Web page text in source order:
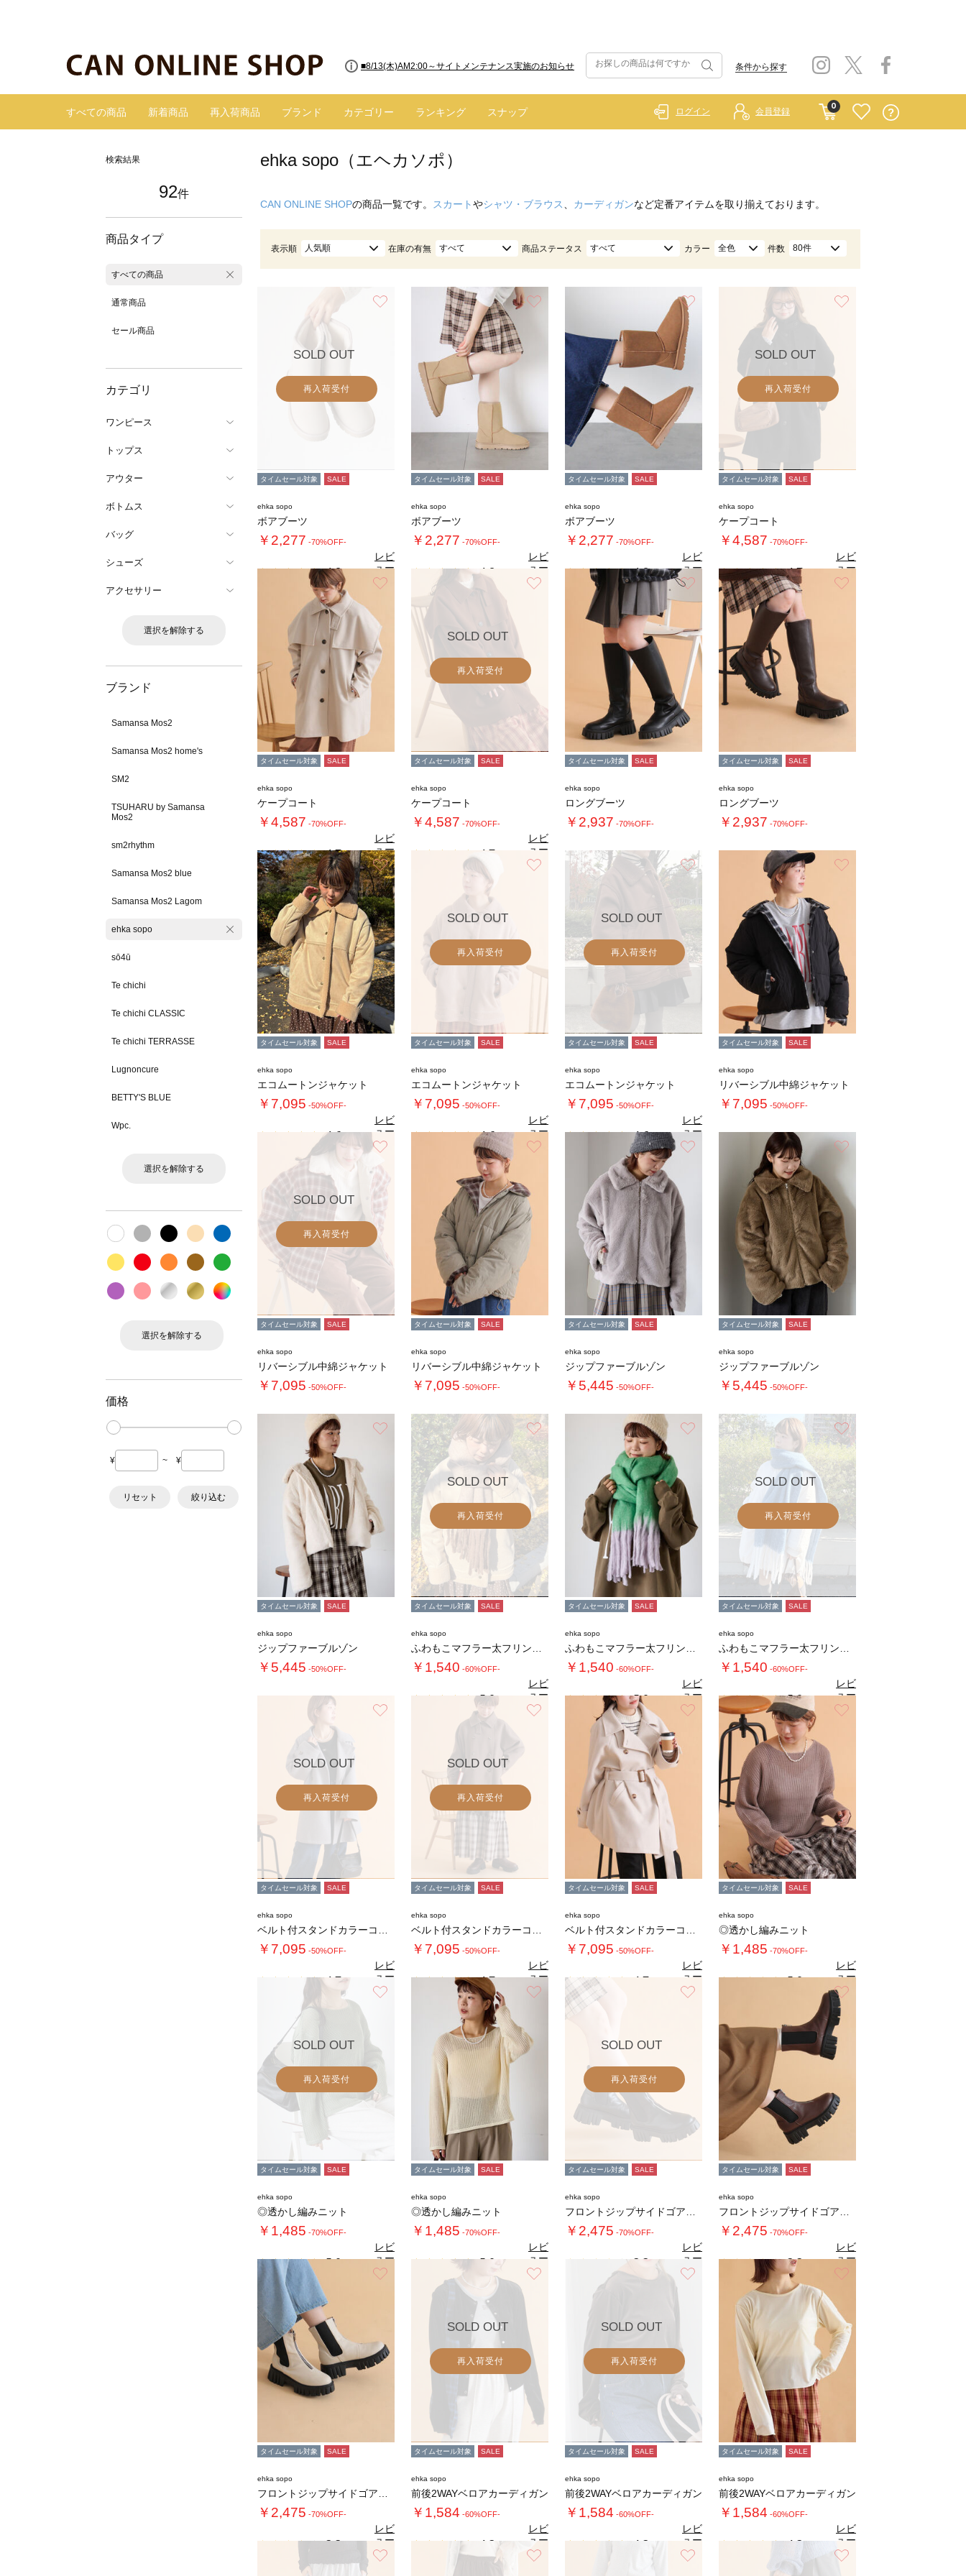
■8/13(木)AM2:00～サイトメンテナンス実施のお知らせ
■【お知らせ】ヤマト運輸の配送遅延・停止について 条件から探す
すべての商品 新着商品 再入荷商品 ブランド カテゴリー ランキング スナップ
0
ログイン 会員登録
検索結果
92件
商品タイプ
すべての商品
通常商品
セール商品
カテゴリ
ワンピース
トップス
アウター
ボトムス
バッグ
シューズ
アクセサリー
選択を解除する
ブランド
Samansa Mos2
Samansa Mos2 home's
SM2
TSUHARU by Samansa
Mos2
sm2rhythm
Samansa Mos2 blue
Samansa Mos2 Lagom
ehka sopo
sō4ū
Te chichi
Te chichi CLASSIC
Te chichi TERRASSE
Lugnoncure
BETTY'S BLUE
Wpc.
選択を解除する
選択を解除する
価格
¥ ~ ¥
リセット 絞り込む
ehka sopo（エヘカソポ）
CAN ONLINE SHOPの商品一覧です。 スカートやシャツ・ブラウス カーディガンなど定番アイテムを取り揃えております。
表示順 人気順 在庫の有無 すべて 商品ステータス すべて カラー 全色 件数 80件
SOLD OUT
再入荷受付
タイムセール対象 SALE
ehka sopo
ボアブーツ
￥2,277 -70%OFF-
4.8（6）
レビ
ュー
を見
る
タイムセール対象 SALE
ehka sopo
ボアブーツ
￥2,277 -70%OFF-
4.8
レビ
ュー
を見
る
タイムセール対象 SALE
ehka sopo
ボアブーツ
￥2,277 -70%OFF-
4.8（6）
レビ
ュー
を見
る
SOLD OUT
再入荷受付
タイムセール対象 SALE
ehka sopo
ケープコート
￥4,587 -70%OFF-
4.7（3）
レビ
ュー
を見
る
タイムセール対象 SALE
ehka sopo
ケープコート
￥4,587 -70%OFF-
4.7（3）
レビ
ュー
を見
る
SOLD OUT
再入荷受付
タイムセール対象 SALE
ehka sopo
ケープコート
￥4,587 -70%OFF-
4.7
レビ
ュー
を見
る
お気に入り
タイムセール対象 SALE
ehka sopo
ロングブーツ
￥2,937 -70%OFF-
タイムセール対象 SALE
ehka sopo
ロングブーツ
￥2,937 -70%OFF-
お気に入り
タイムセール対象 SALE
ehka sopo
エコムートンジャケット
￥7,095 -50%OFF-
4.6（9）
レビ
ュー
を見
る
お気に入り
SOLD OUT
再入荷受付
タイムセール対象 SALE
ehka sopo
エコムートンジャケット
￥7,095 -50%OFF-
4.6（9）
レビ
ュー
を見
る
お気に入り
SOLD OUT
再入荷受付
タイムセール対象 SALE
ehka sopo
エコムートンジャケット
￥7,095 -50%OFF-
4.6（9）
レビ
ュー
を見
る
タイムセール対象 SALE
ehka sopo
リバーシブル中綿ジャケット
￥7,095 -50%OFF-
SOLD OUT
再入荷受付
タイムセール対象 SALE
ehka sopo
リバーシブル中綿ジャケット
￥7,095 -50%OFF-
タイムセール対象 SALE
ehka sopo
リバーシブル中綿ジャケット
￥7,095 -50%OFF-
タイムセール対象 SALE
ehka sopo
ジップファーブルゾン
￥5,445 -50%OFF-
タイムセール対象 SALE
ehka sopo
ジップファーブルゾン
￥5,445 -50%OFF-
お気に入り
タイムセール対象 SALE
ehka sopo
ジップファーブルゾン
￥5,445 -50%OFF-
お気に入り
SOLD OUT
再入荷受付
タイムセール対象 SALE
ehka sopo
￥1,540 -60%OFF-
5.0（1）
レビ
ュー
を見
る
お気に入り
タイムセール対象 SALE
ehka sopo
￥1,540 -60%OFF-
5.0（1）
レビ
ュー
を見
る
お気に入り
SOLD OUT
再入荷受付
タイムセール対象 SALE
ehka sopo
￥1,540 -60%OFF-
5.0（1）
レビ
ュー
を見
る
SOLD OUT
再入荷受付
タイムセール対象 SALE
ehka sopo
￥7,095 -50%OFF-
4.7（3）
レビ
ュー
を見
る
SOLD OUT
再入荷受付
タイムセール対象 SALE
ehka sopo
￥7,095 -50%OFF-
4.7（3）
レビ
ュー
を見
る
お気に入り
タイムセール対象 SALE
ehka sopo
￥7,095 -50%OFF-
4.7
レビ
ュー
を見
る
タイムセール対象 SALE
ehka sopo
◎透かし編みニット
￥1,485 -70%OFF-
5.0（1）
レビ
ュー
を見
る
SOLD OUT
再入荷受付
タイムセール対象 SALE
ehka sopo
◎透かし編みニット
￥1,485 -70%OFF-
5.0（1）
レビ
ュー
を見
る
お気に入り
タイムセール対象 SALE
ehka sopo
◎透かし編みニット
￥1,485 -70%OFF-
5.0（1）
レビ
ュー
を見
る
SOLD OUT
再入荷受付
タイムセール対象 SALE
ehka sopo
￥2,475 -70%OFF-
3.3（3）
レビ
ュー
を見
る
タイムセール対象 SALE
ehka sopo
￥2,475 -70%OFF-
3.3（3）
レビ
ュー
を見
る
タイムセール対象 SALE
ehka sopo
￥2,475 -70%OFF-
3.3（3）
レビ
ュー
を見
る
SOLD OUT
再入荷受付
タイムセール対象 SALE
ehka sopo
前後2WAYベロアカーディガン
￥1,584 -60%OFF-
4.3 （4）
レビ
ュー
を見
る
SOLD OUT
再入荷受付
タイムセール対象 SALE
ehka sopo
前後2WAYベロアカーディガン
￥1,584 -60%OFF-
4.3 （4）
レビ
ュー
を見
る
タイムセール対象 SALE
ehka sopo
前後2WAYベロアカーディガン
￥1,584 -60%OFF-
4.3（4）
レビ
ュー
を見
る